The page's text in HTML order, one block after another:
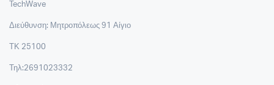
TechWave
Διεύθυνση: Μητροπόλεως 91 Αίγιο
ΤΚ 25100
Τηλ:2691023332